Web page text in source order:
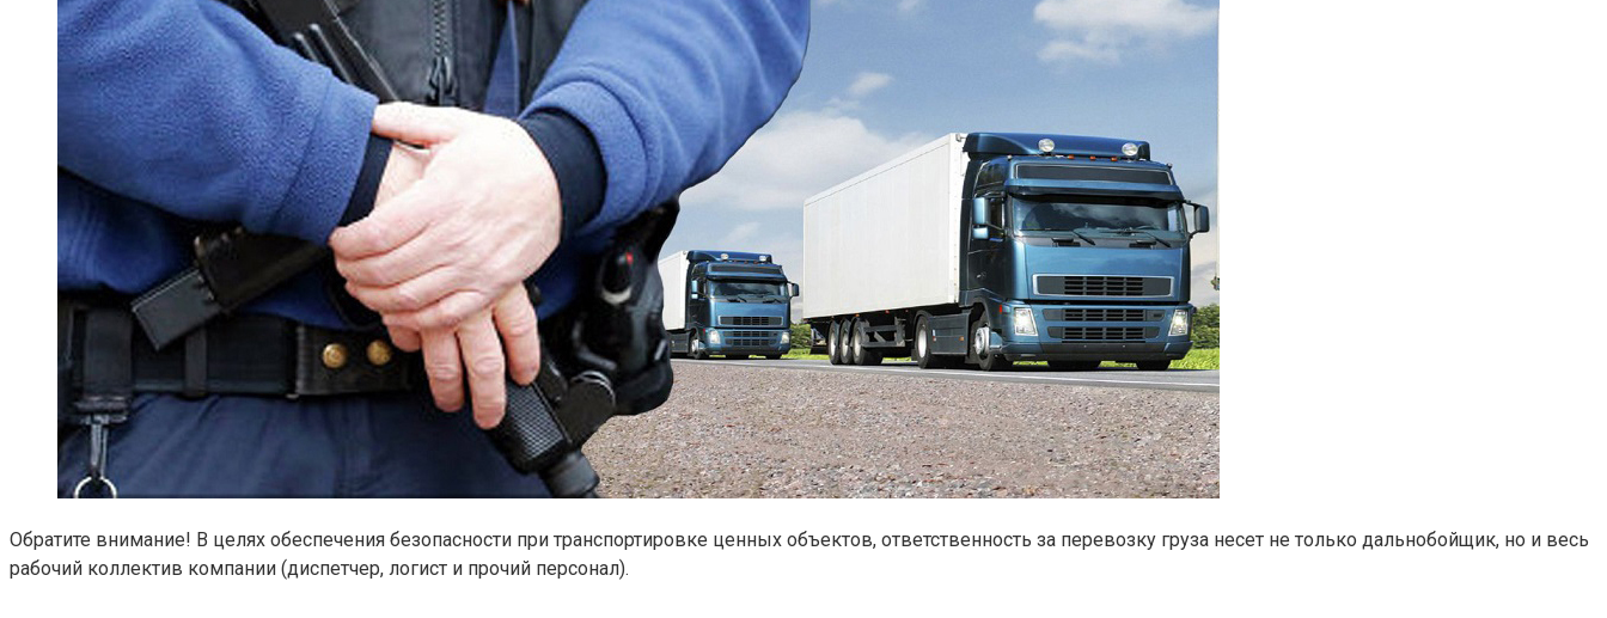
Обратите внимание! В целях обеспечения безопасности при транспортировке ценных объектов, ответственность за перевозку груза несет не только дальнобойщик, но и весь
рабочий коллектив компании (диспетчер, логист и прочий персонал).